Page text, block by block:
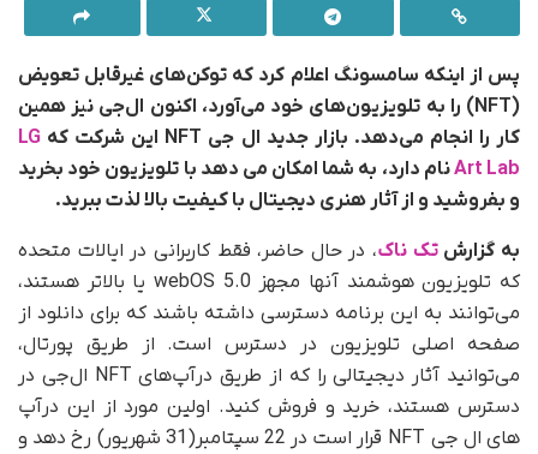
پس از اینکه سامسونگ اعلام کرد که توکن‌های غیرقابل تعویض
(NFT) را به تلویزیون‌های خود می‌آورد، اکنون ال‌جی نیز همین
کار را انجام می‌دهد. بازار جدید ال جی NFT این شرکت که
LG
Art Labنام دارد، به شما امکان می دهد با تلویزیون خود بخرید
و بفروشید و از آثار هنری دیجیتال با کیفیت بالا لذت ببرید.
به گزارشتک ناک، در حال حاضر، فقط کاربرانی در ایالات متحده
که تلویزیون هوشمند آنها مجهز webOS 5.0 یا بالاتر هستند،
می‌توانند به این برنامه دسترسی داشته باشند که برای دانلود از
صفحه اصلی تلویزیون در دسترس است. از طریق پورتال،
می‌توانید آثار دیجیتالی را که از طریق درآپ‌های NFT ال‌جی در
دسترس هستند، خرید و فروش کنید. اولین مورد از این درآپ
های ال جی NFT قرار است در 22 سپتامبر(31 شهریور) رخ دهد و